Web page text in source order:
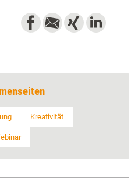
Kreativität